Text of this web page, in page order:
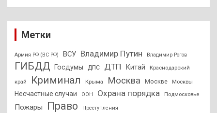
Метки
Армия РФ (ВС РФ) ВСУ Владимир Путин Владимир Рогов
ГИБДД Госдумы ДПС ДТП Китай Краснодарский
край Криминал Крыма Москва Москве Москвы
Несчастные случаи ООН Охрана порядка Подмосковье
Пожары Право Преступления